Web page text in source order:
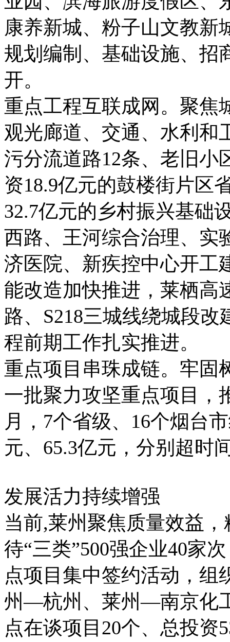
康养新城、粉子山文教新
规划编制、基础设施、招
开。
重点工程互联成网。聚焦
观光廊道、交通、水利和
污分流道路12条、老旧小
资18.9亿元的鼓楼街片区
32.7亿元的乡村振兴基础
西路、王河综合治理、实
济医院、新疾控中心开工
能改造加快推进，莱栖高
路、S218三城线绕城段
程前期工作扎实推进。
重点项目串珠成链。牢固
一批聚力攻坚重点项目
月，7个省级、16个烟台
元、65.3亿元，分别超时
发展活力持续增强
当前,莱州聚焦质量效益
待“三类”500强企业40家
点项目集中签约活动，
州—杭州、莱州—南京化
点在谈项目20个、总投资